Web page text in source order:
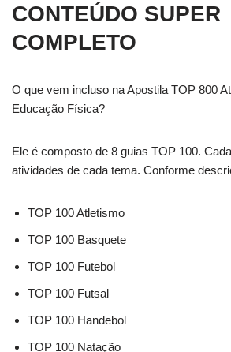
CONTEÚDO SUPER
COMPLETO
O que vem incluso na Apostila TOP 800
Educação Física?
Ele é composto de 8 guias TOP 100.
atividades de cada tema. Conforme
TOP 100 Atletismo
TOP 100 Basquete
TOP 100 Futebol
TOP 100 Futsal
TOP 100 Handebol
TOP 100 Natação